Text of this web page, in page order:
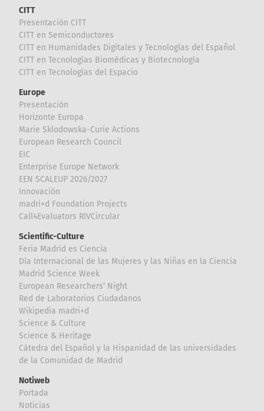
CITT
Presentación CITT
CITT en Semiconductores
CITT en Humanidades Digitales y Tecnologías del Español
CITT en Tecnologías Biomédicas y Biotecnología
CITT en Tecnologías del Espacio
Europe
Presentación
Horizonte Europa
Marie Sklodowska-Curie Actions
European Research Council
EIC
Enterprise Europe Network
EEN SCALEUP 2026/2027
Innovación
madri+d Foundation Projects
Call4Evaluators RIVCircular
Scientific-Culture
Feria Madrid es Ciencia
Día Internacional de las Mujeres y las Niñas en la Ciencia
Madrid Science Week
European Researchers' Night
Red de Laboratorios Ciudadanos
Wikipedia madri+d
Science & Culture
Science & Heritage
Cátedra del Español y la Hispanidad de las universidades
de la Comunidad de Madrid
Notiweb
Portada
Noticias